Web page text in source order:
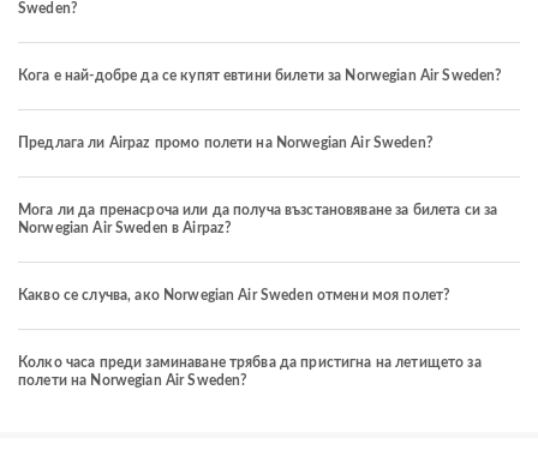
Sweden?
Кога е най-добре да се купят евтини билети за Norwegian Air Sweden?
Предлага ли Airpaz промо полети на Norwegian Air Sweden?
Мога ли да пренасроча или да получа възстановяване за билета си за
Norwegian Air Sweden в Airpaz?
Какво се случва, ако Norwegian Air Sweden отмени моя полет?
Колко часа преди заминаване трябва да пристигна на летището за
полети на Norwegian Air Sweden?